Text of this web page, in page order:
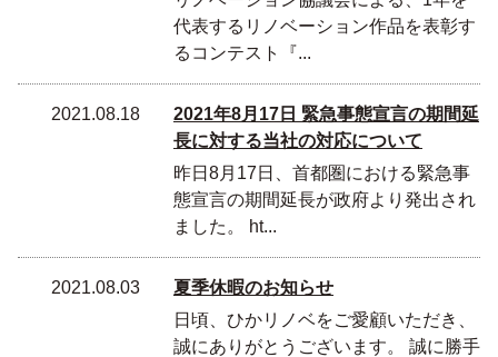
代表するリノベーション作品を表彰す
るコンテスト『...
2021.08.18
2021年8月17日 緊急事態宣言の期間延
長に対する当社の対応について
昨日8月17日、首都圏における緊急事
態宣言の期間延長が政府より発出され
ました。 ht...
2021.08.03
夏季休暇のお知らせ
日頃、ひかリノベをご愛顧いただき、
誠にありがとうございます。 誠に勝手